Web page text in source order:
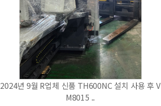
2024년 9월 R업체 신품 TH600NC 설치 사용 후 V
M8015 ..